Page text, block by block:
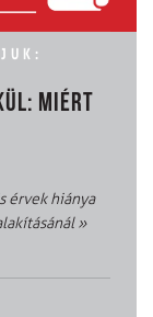
MIÉRT
érvek hiánya
»